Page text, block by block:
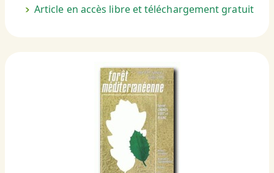
Article en accès libre et téléchargement gratuit